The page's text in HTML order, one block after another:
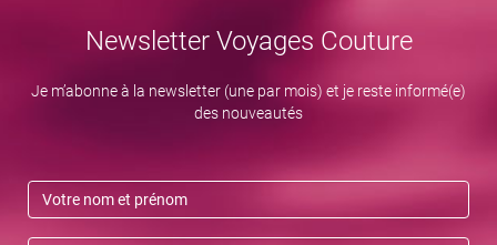
Newsletter Voyages Couture
Je m’abonne à la newsletter (une par mois) et je reste informé(e)
des nouveautés